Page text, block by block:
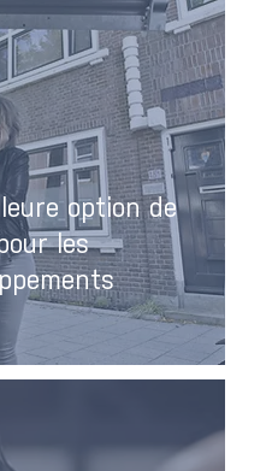
option de
les